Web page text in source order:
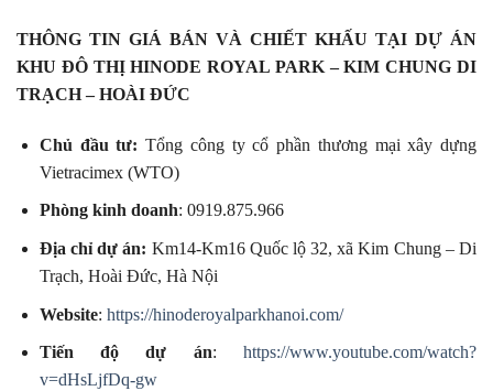
THÔNG TIN GIÁ BÁN VÀ CHIẾT KHẤU TẠI DỰ ÁN
KHU ĐÔ THỊ HINODE ROYAL PARK – KIM CHUNG DI
TRẠCH – HOÀI ĐỨC
Chủ đầu tư: Tổng công ty cổ phần thương mại xây dựng
Vietracimex (WTO)
Phòng kinh doanh: 0919.875.966
Địa chỉ dự án: Km14-Km16 Quốc lộ 32, xã Kim Chung – Di
Trạch, Hoài Đức, Hà Nội
Website: https://hinoderoyalparkhanoi.com/
Tiến độ dự án:https://www.youtube.com/watch?
v=dHsLjfDq-gw